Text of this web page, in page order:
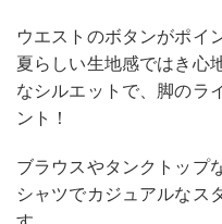
ウエストのボタンがポイ
夏らしい生地感ではき心
なシルエットで、脚のラ
ント！
ブラウスやタンクトップ
シャツでカジュアルなス